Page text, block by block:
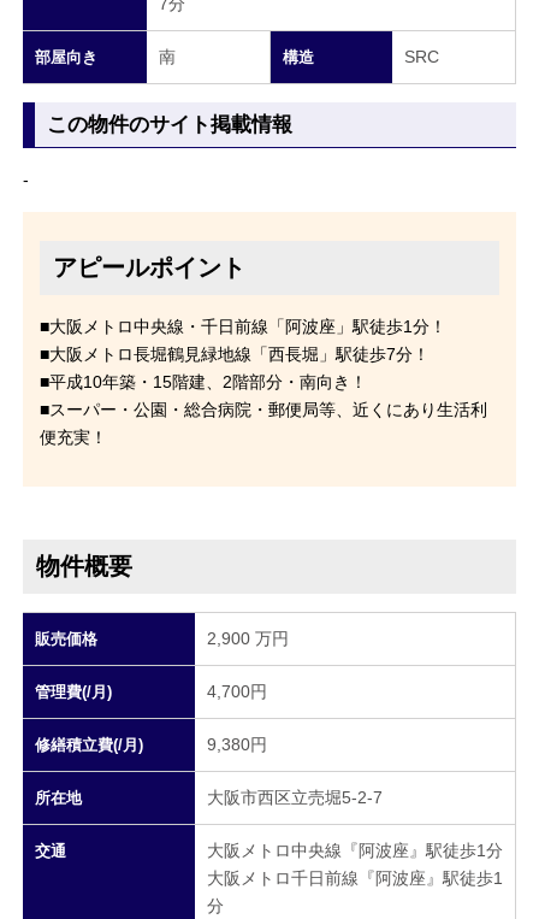
部屋向き 南 構造 SRC
この物件のサイト掲載情報
-
アピールポイント
■大阪メトロ中央線・千日前線「阿波座」駅徒歩1分！
■大阪メトロ長堀鶴見緑地線「西長堀」駅徒歩7分！
■平成10年築・15階建、2階部分・南向き！
■スーパー・公園・総合病院・郵便局等、近くにあり生活利
便充実！
物件概要
販売価格 2,900 万円
管理費(/月) 4,700円
修繕積立費(/月) 9,380円
所在地 大阪市西区立売堀5-2-7
交通
大阪メトロ中央線『阿波座』駅徒歩1分
大阪メトロ千日前線『阿波座』駅徒歩1
分